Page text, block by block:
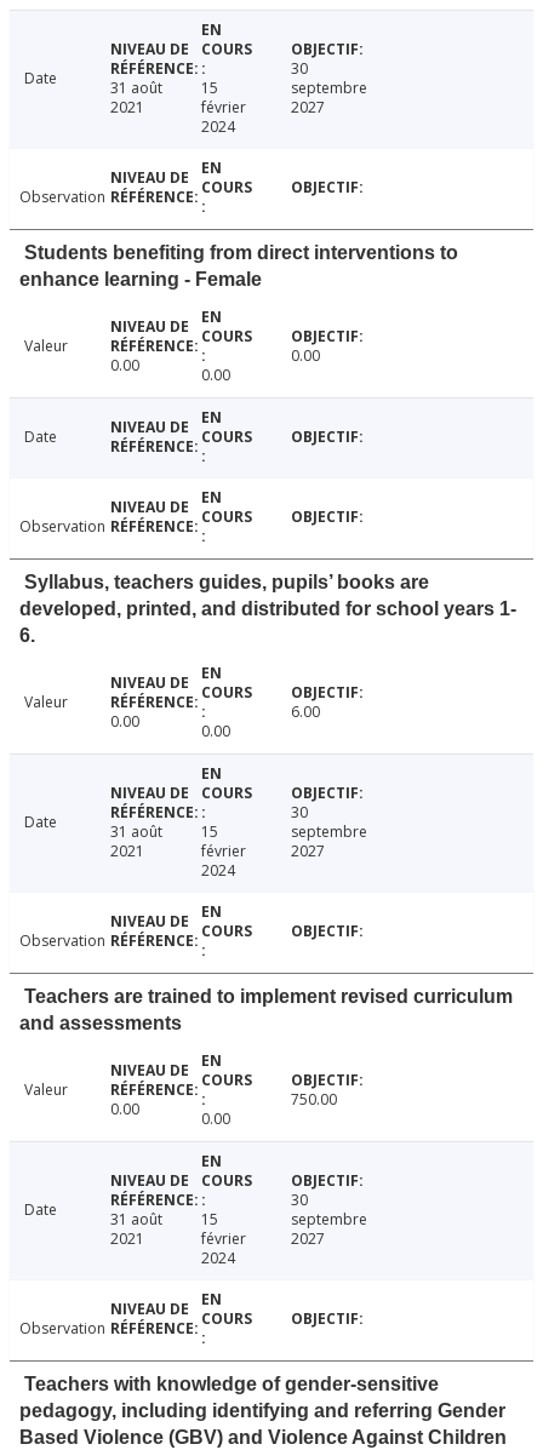
Date
31 août
2021
15
février
2024
30
septembre
2027
Observation
Students benefiting from direct interventions to
enhance learning - Female
Valeur
0.00
0.00
0.00
Date
Observation
Syllabus, teachers guides, pupils’ books are
developed, printed, and distributed for school years 1-
6.
Valeur
0.00
0.00
6.00
Date
31 août
2021
15
février
2024
30
septembre
2027
Observation
Teachers are trained to implement revised curriculum
and assessments
Valeur
0.00
0.00
750.00
Date
31 août
2021
15
février
2024
30
septembre
2027
Observation
Teachers with knowledge of gender-sensitive
pedagogy, including identifying and referring Gender
Based Violence (GBV) and Violence Against Children